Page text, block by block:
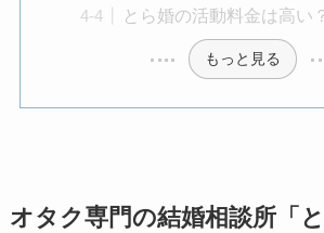
とら婚の活動料金は高い
もっと見る
オタク専門の結婚相談所「